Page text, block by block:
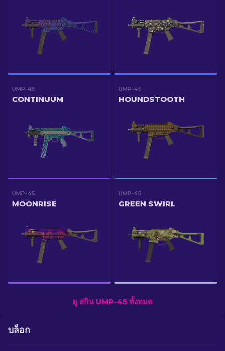
UMP-45
CONTINUUM
UMP-45
HOUNDSTOOTH
UMP-45
MOONRISE
UMP-45
GREEN SWIRL
ดู สกิน UMP-45 ทั้งหมด
บล็อก